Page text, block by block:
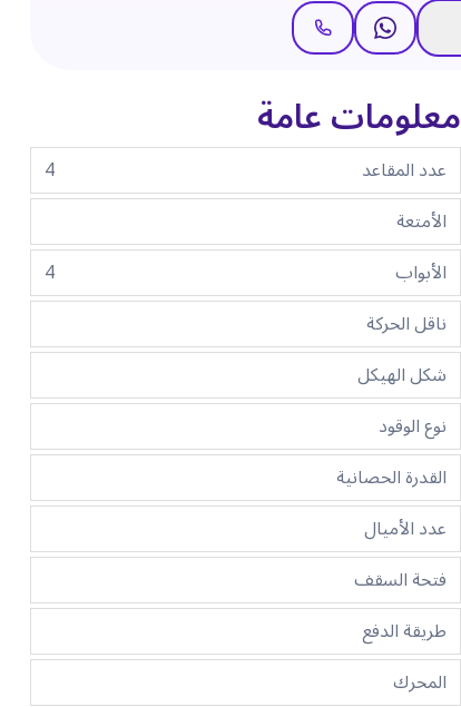
معلومات عامة
عدد المقاعد
4
الأمتعة
الأبواب
4
ناقل الحركة
شكل الهيكل
نوع الوقود
القدرة الحصانية
عدد الأميال
فتحة السقف
طريقة الدفع
المحرك